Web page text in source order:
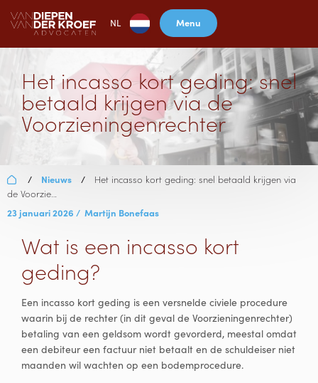
NL Menu
Het incasso kort geding: snel
betaald krijgen via de
Voorzieningenrechter
/ Nieuws /
Het incasso kort geding: snel betaald krijgen via
de Voorzie…
23 januari 2026 / Martijn Bonefaas
Wat is een incasso kort
geding?
Een incasso kort geding is een versnelde civiele procedure
waarin bij de rechter (in dit geval de Voorzieningenrechter)
betaling van een geldsom wordt gevorderd, meestal omdat
een debiteur een factuur niet betaalt en de schuldeiser niet
maanden wil wachten op een bodemprocedure.